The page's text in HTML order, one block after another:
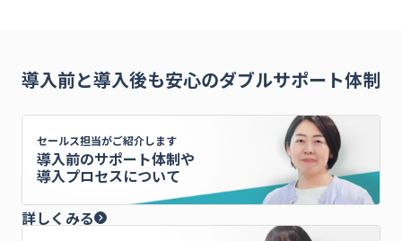
導入前と導入後も安心のダブルサポート体制
セールス担当がご紹介します
導入前のサポート体制や
導入プロセスについて
詳しくみる